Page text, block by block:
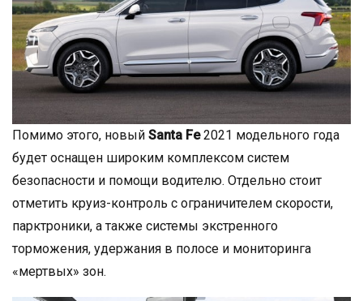
Помимо этого, новый Santa Fe2021 модельного года
будет оснащен широким комплексом систем
безопасности и помощи водителю. Отдельно стоит
отметить круиз-контроль с ограничителем скорости,
парктроники, а также системы экстренного
торможения, удержания в полосе и мониторинга
«мертвых» зон.